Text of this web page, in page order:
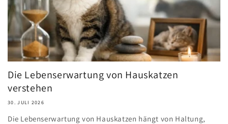
Die Lebenserwartung von Hauskatzen
verstehen
30. JULI 2026
Die Lebenserwartung von Hauskatzen hängt von Haltung,